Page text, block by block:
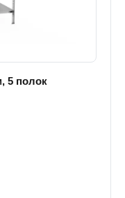
5 полок